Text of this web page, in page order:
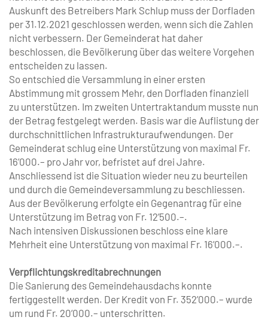
Auskunft des Betreibers Mark Schlup muss der Dorfladen
per 31.12.2021 geschlossen werden, wenn sich die Zahlen
nicht verbessern. Der Gemeinderat hat daher
beschlossen, die Bevölkerung über das weitere Vorgehen
entscheiden zu lassen.
So entschied die Versammlung in einer ersten
Abstimmung mit grossem Mehr, den Dorfladen finanziell
zu unterstützen. Im zweiten Untertraktandum musste nun
der Betrag festgelegt werden. Basis war die Auflistung der
durchschnittlichen Infrastrukturaufwendungen. Der
Gemeinderat schlug eine Unterstützung von maximal Fr.
16’000.– pro Jahr vor, befristet auf drei Jahre.
Anschliessend ist die Situation ­wieder neu zu beurteilen
und durch die Gemeindeversammlung zu beschliessen.
Aus der Bevölkerung erfolgte ein Gegenantrag für eine
Unterstützung im Betrag von Fr. 12’500.–.
Nach intensiven Diskussionen beschloss eine klare
Mehrheit eine Unterstützung von maximal Fr. 16’000.–.
Verpflichtungskreditabrechnungen
Die Sanierung des Gemeindehausdachs konnte
fertiggestellt werden. Der Kredit von Fr. 352’000.– wurde
um rund Fr. 20’000.– unterschritten.